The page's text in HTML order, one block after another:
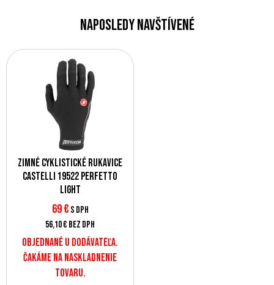
Naposledy navštívené
Zimné cyklistické rukavice
Castelli 19522 PERFETTO
LIGHT
69 € s DPH
56,10 € bez DPH
Objednané u dodávateľa.
Čakáme na naskladnenie
tovaru.